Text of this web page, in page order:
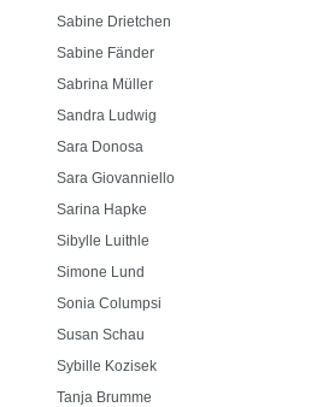
Sabine Drietchen
Sabine Fänder
Sabrina Müller
Sandra Ludwig
Sara Donosa
Sara Giovanniello
Sarina Hapke
Sibylle Luithle
Simone Lund
Sonia Columpsi
Susan Schau
Sybille Kozisek
Tanja Brumme